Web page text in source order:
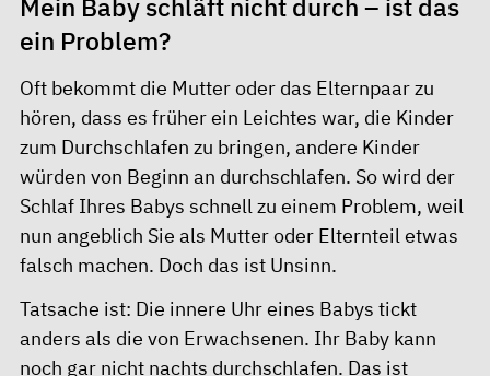
Mein Baby schläft nicht durch – ist das
ein Problem?
Oft bekommt die Mutter oder das Elternpaar zu
hören, dass es früher ein Leichtes war, die Kinder
zum Durchschlafen zu bringen, andere Kinder
würden von Beginn an durchschlafen. So wird der
Schlaf Ihres Babys schnell zu einem Problem, weil
nun angeblich Sie als Mutter oder Elternteil etwas
falsch machen. Doch das ist Unsinn.
Tatsache ist: Die innere Uhr eines Babys tickt
anders als die von Erwachsenen. Ihr Baby kann
noch gar nicht nachts durchschlafen. Das ist